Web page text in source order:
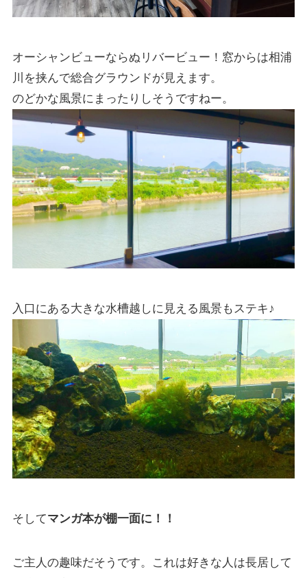
オーシャンビューならぬリバービュー！窓からは相浦
川を挟んで総合グラウンドが見えます。
のどかな風景にまったりしそうですねー。
入口にある大きな水槽越しに見える風景もステキ♪
そしてマンガ本が棚一面に！！
ご主人の趣味だそうです。これは好きな人は長居して